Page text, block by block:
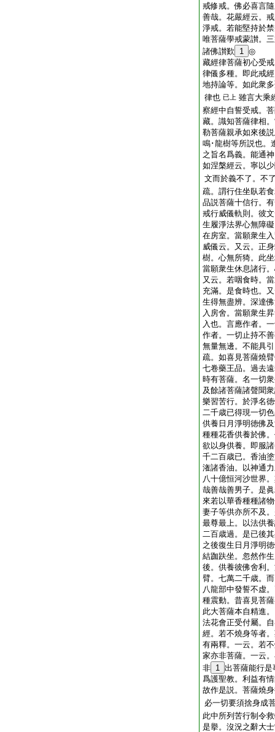
戒修戒。佛必喜言
善哉。花嚴經云。
淨戒。若能堅持於
唯菩薩學戒蒙讃。
諸佛讃歎
1 ◎
藏經律菩薩初心受
律儀多種。即此戒
地持論等。如此衆
律也 已上 雖言大乘
察經中自誓受戒。
藏。識知菩薩律相
勒菩薩親承如來後
鳴･龍樹等所説也。
之旨名爲義。能通
如涅槃經云。寧以
文而於義不了。不
疏。謂行住坐臥若
品説菩薩十信行。
戒行威儀軌則。彼
生履淨法界心無障
在房室。當願衆生
威儀云。又云。正
樹。心無所猗。此
當願衆生休息諸行
又云。若咽食時。
充滿。是食時也。
生得無盡辨。深達
入房舍。當願衆生
入也。言應作者。
作者。一切止持不
無量無邊。不能具引
疏。如喜見菩薩燒
七卷藥王品。過去
時有菩薩。名一切
及餘諸菩薩諸聲聞
樂習苦行。於淨名
二千歳已得現一切
供養日月淨明徳佛
種種花香供養於佛
欲以身供養。即服
千二百歳已。香油
潅諸香油。以神通
八十億恒河沙世界
哉善哉善男子。是
來若以華香種種諸
妻子等供亦所不及
最尊最上。以法供
二百歳過。是已後
之後復生日月淨明
結跏趺坐。忽然作
後。供養彼佛舍利
臂。七萬二千歳。
八龍部中發誓不虚
種震動。昔喜見菩
此大菩薩本自精進
法花會正受付屬。
經。若不燒身等者
有兩釋。一云。若
家亦非菩薩。一云
非 1 出菩薩能行是
爲護聖教。利益有
故作是説。菩薩燒
必一切要須捨身成
此中所列苦行制令
是擧。沒況之辭大